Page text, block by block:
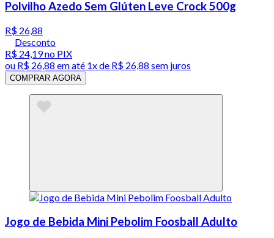
Polvilho Azedo Sem Glúten Leve Crock 500g
R$ 26,88
Desconto
R$ 24,19no PIX
ou R$ 26,88 em até 1x de R$ 26,88 sem juros
COMPRAR AGORA
Jogo de Bebida Mini Pebolim Foosball Adulto